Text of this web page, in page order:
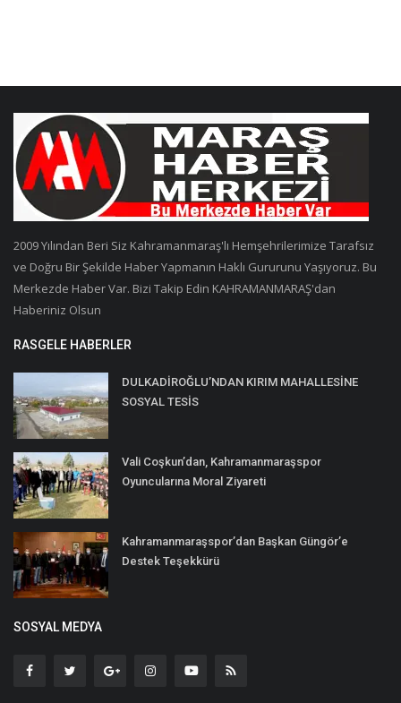
2009 Yılından Beri Siz Kahramanmaraş'lı Hemşehrilerimize Tarafsız
ve Doğru Bir Şekilde Haber Yapmanın Haklı Gururunu Yaşıyoruz. Bu
Merkezde Haber Var. Bizi Takip Edin KAHRAMANMARAŞ'dan
Haberiniz Olsun
RASGELE HABERLER
DULKADİROĞLU’NDAN KIRIM MAHALLESİNE
SOSYAL TESİS
Vali Coşkun’dan, Kahramanmaraşspor
Oyuncularına Moral Ziyareti
Kahramanmaraşspor’dan Başkan Güngör’e
Destek Teşekkürü
SOSYAL MEDYA